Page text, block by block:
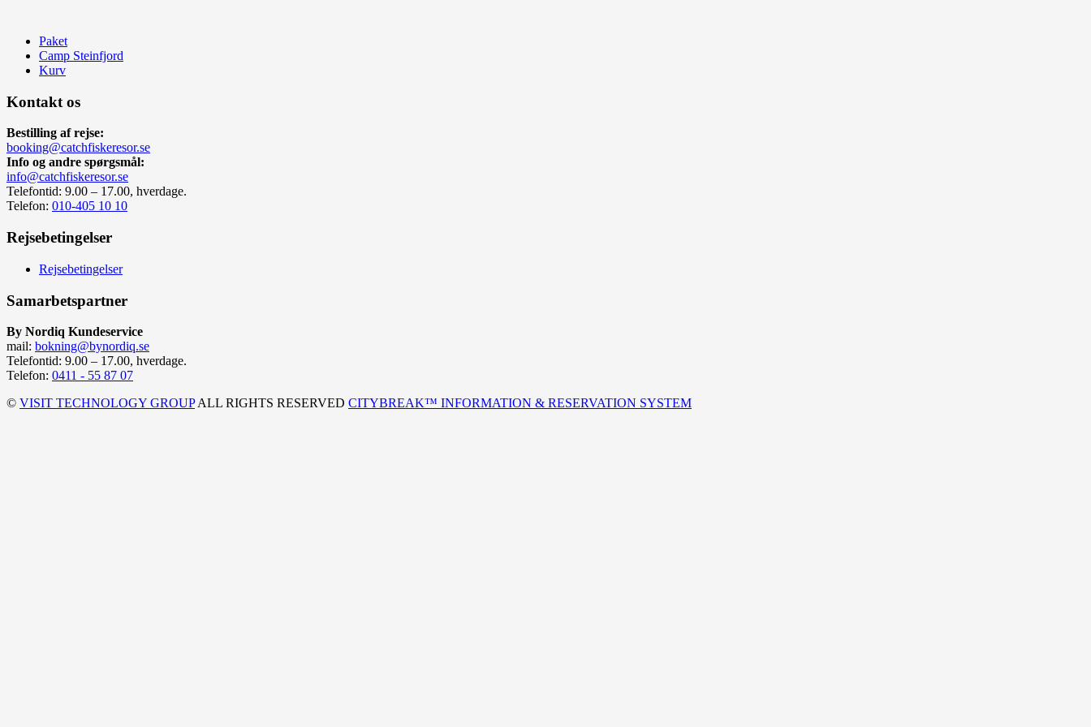
Paket
Camp Steinfjord
Kurv
Kontakt os
Bestilling af rejse:
booking@catchfiskeresor.se
Info og andre spørgsmål:
info@catchfiskeresor.se
Telefontid: 9.00 – 17.00, hverdage.
Telefon: 010-405 10 10
Rejsebetingelser
Rejsebetingelser
Samarbetspartner
By Nordiq Kundeservice
mail: bokning@bynordiq.se
Telefontid: 9.00 – 17.00, hverdage.
Telefon: 0411 - 55 87 07
© VISIT TECHNOLOGY GROUPALL RIGHTS RESERVED CITYBREAK™ INFORMATION & RESERVATION SYSTEM